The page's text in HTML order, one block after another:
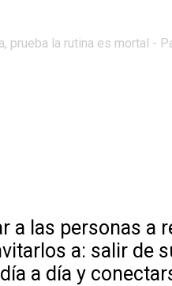
prueba la rutina es mortal -
a las personas
a: salir de
a día y